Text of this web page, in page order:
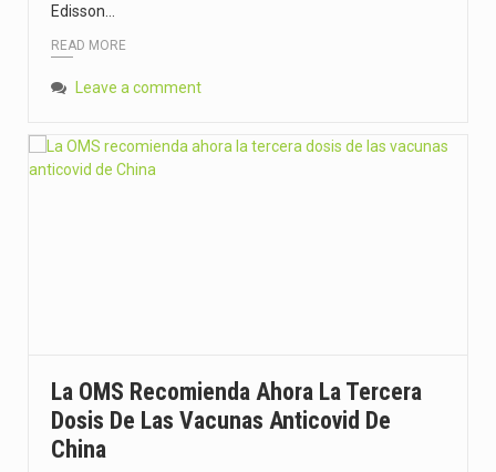
Edisson…
READ MORE
Leave a comment
La OMS Recomienda Ahora La Tercera
Dosis De Las Vacunas Anticovid De
China